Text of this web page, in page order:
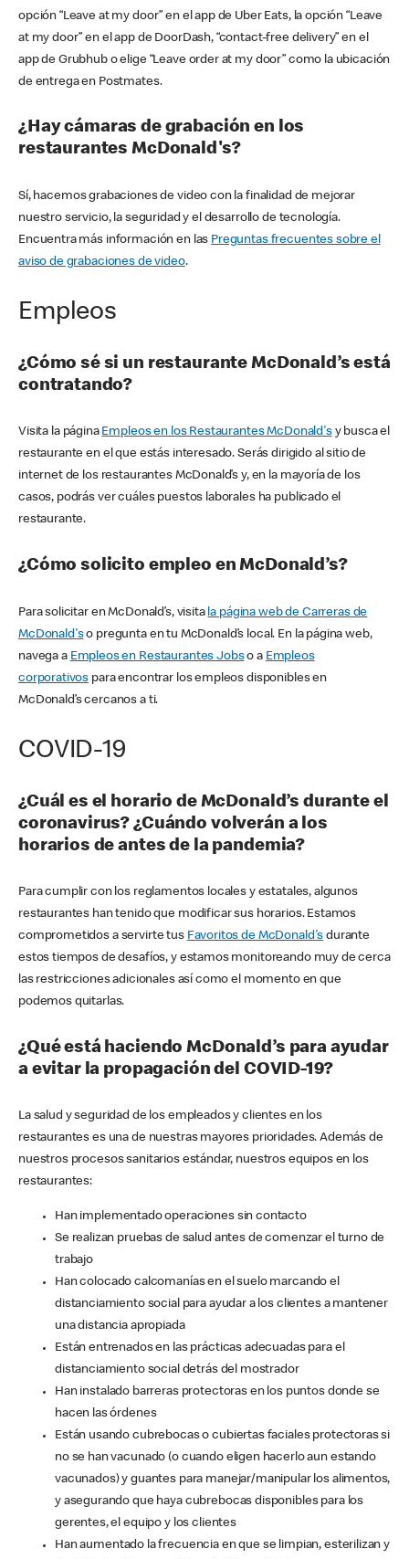
opción “Leave at my door” en el app de Uber Eats, la opción “Leave
at my door” en el app de DoorDash, “contact-free delivery” en el
app de Grubhub o elige “Leave order at my door” como la ubicación
de entrega en Postmates.
¿Hay cámaras de grabación en los
restaurantes McDonald's?
Sí, hacemos grabaciones de video con la finalidad de mejorar
nuestro servicio, la seguridad y el desarrollo de tecnología.
Encuentra más información en las Preguntas frecuentes sobre el
aviso de grabaciones de video.
Empleos
¿Cómo sé si un restaurante McDonald’s está
contratando?
Visita la página Empleos en los Restaurantes McDonald'sy busca el
restaurante en el que estás interesado. Serás dirigido al sitio de
internet de los restaurantes McDonald’s y, en la mayoría de los
casos, podrás ver cuáles puestos laborales ha publicado el
restaurante.
¿Cómo solicito empleo en McDonald’s?
Para solicitar en McDonald’s, visita la página web de Carreras de
McDonald'so pregunta en tu McDonald’s local. En la página web,
navega a Empleos en Restaurantes Jobso a Empleos
corporativos para encontrar los empleos disponibles en
McDonald’s cercanos a ti.
COVID-19
¿Cuál es el horario de McDonald’s durante el
coronavirus? ¿Cuándo volverán a los
horarios de antes de la pandemia?
Para cumplir con los reglamentos locales y estatales, algunos
restaurantes han tenido que modificar sus horarios. Estamos
comprometidos a servirte tus Favoritos de McDonald's durante
estos tiempos de desafíos, y estamos monitoreando muy de cerca
las restricciones adicionales así como el momento en que
podemos quitarlas.
¿Qué está haciendo McDonald’s para ayudar
a evitar la propagación del COVID-19?
La salud y seguridad de los empleados y clientes en los
restaurantes es una de nuestras mayores prioridades. Además de
nuestros procesos sanitarios estándar, nuestros equipos en los
restaurantes:
Han implementado operaciones sin contacto
Se realizan pruebas de salud antes de comenzar el turno de
trabajo
Han colocado calcomanías en el suelo marcando el
distanciamiento social para ayudar a los clientes a mantener
una distancia apropiada
Están entrenados en las prácticas adecuadas para el
distanciamiento social detrás del mostrador
Han instalado barreras protectoras en los puntos donde se
hacen las órdenes
Están usando cubrebocas o cubiertas faciales protectoras si
no se han vacunado (o cuando eligen hacerlo aun estando
vacunados) y guantes para manejar/manipular los alimentos,
y asegurando que haya cubrebocas disponibles para los
gerentes, el equipo y los clientes
Han aumentado la frecuencia en que se limpian, esterilizan y